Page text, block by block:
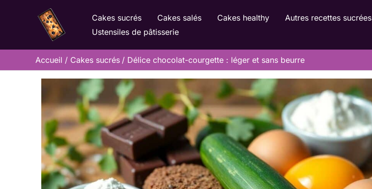
Cakes sucrés Cakes salés Cakes healthy Autres recettes sucrées
Ustensiles de pâtisserie
Accueil Cakes sucrés Délice chocolat-courgette : léger et sans beurre